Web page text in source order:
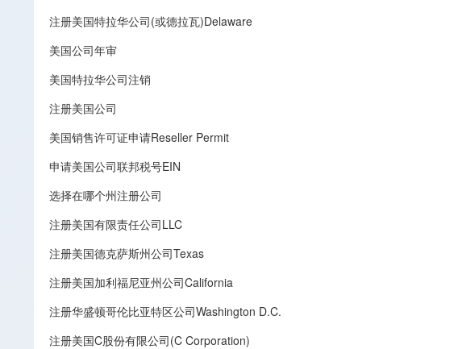
注册美国特拉华公司(或德拉瓦)Delaware
美国公司年审
美国特拉华公司注销
注册美国公司
美国销售许可证申请Reseller Permit
申请美国公司联邦税号EIN
选择在哪个州注册公司
注册美国有限责任公司LLC
注册美国德克萨斯州公司Texas
注册美国加利福尼亚州公司California
注册华盛顿哥伦比亚特区公司Washington D.C.
注册美国C股份有限公司(C Corporation)